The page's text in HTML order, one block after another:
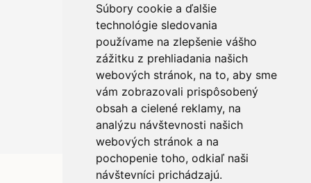
Súbory cookie a ďalšie
technológie sledovania
používame na zlepšenie vášho
zážitku z prehliadania našich
webových stránok, na to, aby sme
vám zobrazovali prispôsobený
obsah a cielené reklamy, na
analýzu návštevnosti našich
webových stránok a na
pochopenie toho, odkiaľ naši
návštevníci prichádzajú.
Kontakt
O kameňoch
Rady a tipy
Obchodné podmienky
Ochrana osobných údajov
Informácie o použití cookies
Reklamácia/výmena tovaru
Odstúpiť od zmluvy